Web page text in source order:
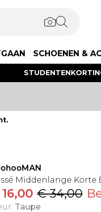
SCHOENEN &
Middenlange Korte
€ 34,00
: Taupe